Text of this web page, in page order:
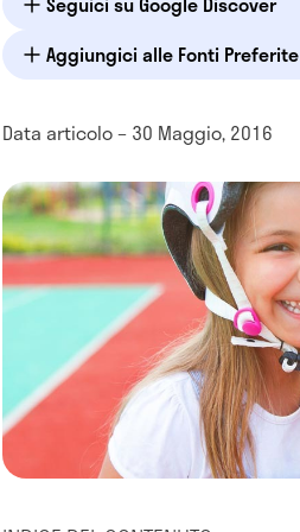
Aggiungici alle Fonti
Data articolo – 30 Maggio, 2016